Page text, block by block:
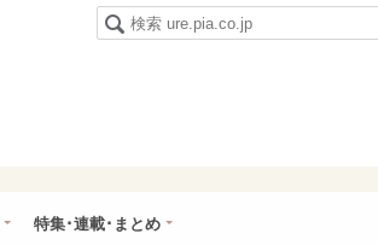
特集･連載･まとめ